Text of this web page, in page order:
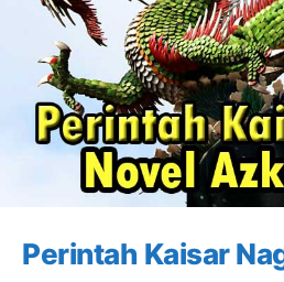
Perintah Kaisar